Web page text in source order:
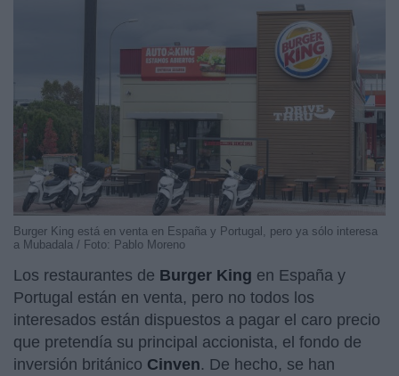
Burger King está en venta en España y Portugal, pero ya sólo interesa
a Mubadala / Foto: Pablo Moreno
Los restaurantes de Burger King en España y
Portugal están en venta, pero no todos los
interesados están dispuestos a pagar el caro precio
que pretendía su principal accionista, el fondo de
inversión británico Cinven. De hecho, se han